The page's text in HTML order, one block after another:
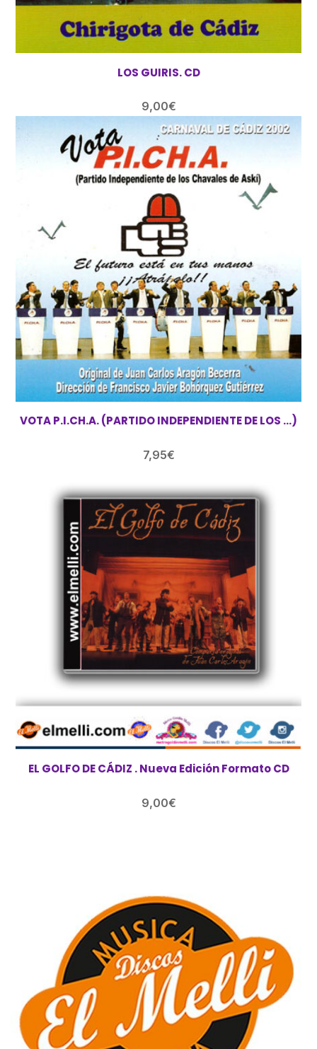
LOS GUIRIS. CD
9,00€
VOTA P.I.CH.A. (PARTIDO INDEPENDIENTE DE LOS …)
7,95€
EL GOLFO DE CÁDIZ . Nueva Edición Formato CD
9,00€